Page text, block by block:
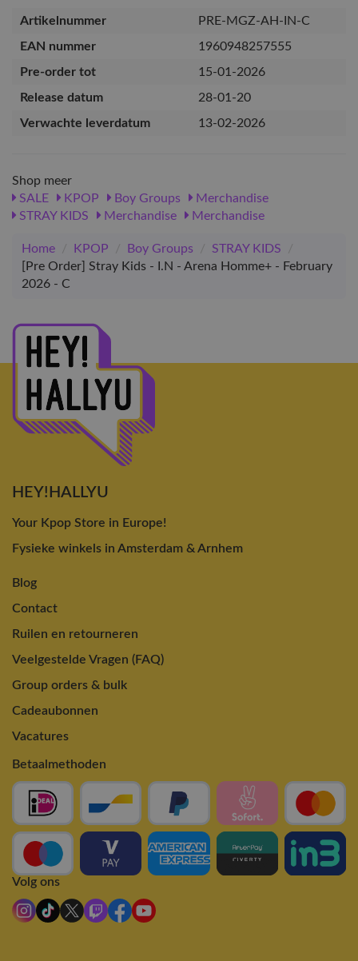
Artikelnummer
PRE-MGZ-AH-IN-C
EAN nummer
1960948257555
Pre-order tot
15-01-2026
Release datum
28-01-20
Verwachte leverdatum
13-02-2026
Shop meer
SALE
KPOP Boy Groups
Merchandise
STRAY KIDS
Merchandise Merchandise
Home / KPOP / Boy Groups / STRAY KIDS
/
[Pre Order] Stray Kids - I.N - Arena Homme+ - February
2026 - C
HEY!HALLYU
Your Kpop Store in Europe!
Fysieke winkels in Amsterdam & Arnhem
Blog
Contact
Ruilen en retourneren
Veelgestelde Vragen (FAQ)
Group orders & bulk
Cadeaubonnen
Vacatures
Betaalmethoden
Volg ons